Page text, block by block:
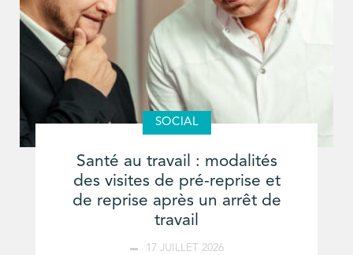
SOCIAL
Santé au travail : modalités
des visites de pré-reprise et
de reprise après un arrêt de
travail
17 JUILLET 2026